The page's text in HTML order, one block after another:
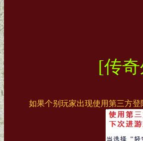
[传
如果个别玩家出现使用第三方